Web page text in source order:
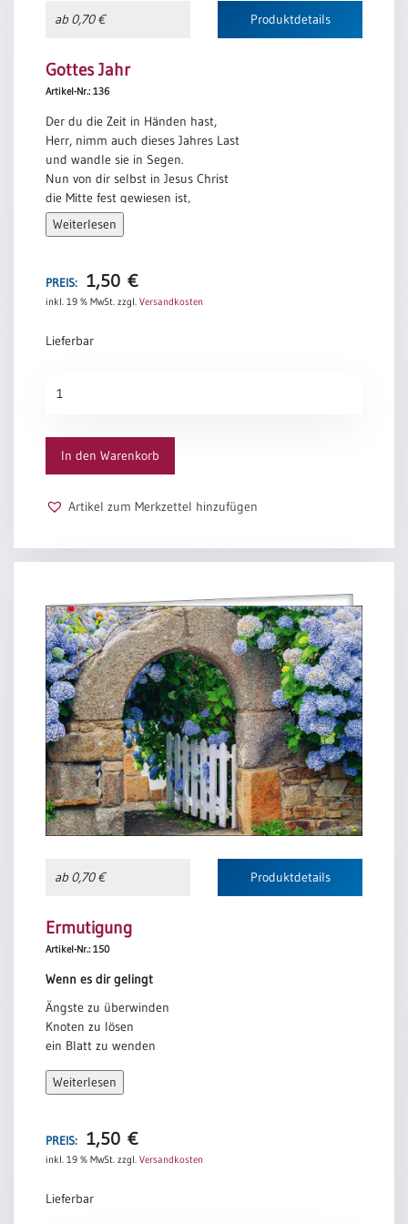
ab 0,70 € Produktdetails
Gottes Jahr
Artikel-Nr.: 136
Der du die Zeit in Händen hast,
Herr, nimm auch dieses Jahres Last
und wandle sie in Segen.
Nun von dir selbst in Jesus Christ
die Mitte fest gewiesen ist,
führ uns dem Ziel entgegen.
sei du selbst der Vollender!
Die Jahre, die du uns geschenkt,
veralten wie Gewänder.
Der Mensch, sein Tag, sein Werk vergeht:
weil wir im Winde treiben.
Du aber bleibest, der du bist.
und doch strömt deiner Gnade Born
Und diese Gaben, Herr, allein
laß Wert und Maß der Tage sein,
die wir in Schuld verbringen.
Nach ihnen sei die Zeit gezählt;
was wir versäumt, was wir gefehlt,
darf nicht mehr vor dich dringen.
Der du allein der Ewge heißt
und Anfang, Ziel und Mitte weißt
im Fluge unsrer Zeiten:
bleib du uns gnädig zugewandt
und führe uns an deiner Hand,
damit wir sicher schreiten!
Weiterlesen
PREIS: 1,50 €
inkl. 19 % MwSt. zzgl. Versandkosten
Lieferbar
Jahr
In den Warenkorb
Artikel zum Merkzettel hinzufügen
ab 0,70 € Produktdetails
Ermutigung
Artikel-Nr.: 150
Wenn es dir gelingt
Ängste zu überwinden
Knoten zu lösen
ein Blatt zu wenden
wenn es dir gelingt
Tränen zu trocknen
Schuld zu vergeben
wenn es dir gelingt
das Lachen zu wecken
Weiterlesen
PREIS: 1,50 €
inkl. 19 % MwSt. zzgl. Versandkosten
Lieferbar